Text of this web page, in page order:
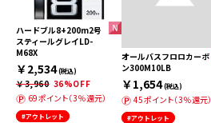
ハードブル8+200m2号
スティールグレイLD-
M68X
￥2,534(税込)
￥3,960 36%OFF
69ポイント（3％還元）
#アウトレット
オールバスフロロカーボ
ン300M10LB
￥1,654(税込)
45ポイント（3％還元）
#アウトレット